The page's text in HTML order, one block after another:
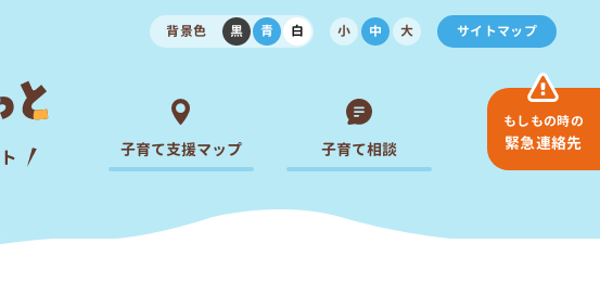
背景色 黒 青 白 小 中 大 サイトマップ
子育て支援マップ 子育て相談
もしもの時の
緊急連絡先